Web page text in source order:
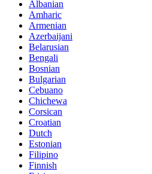
Albanian
Amharic
Armenian
Azerbaijani
Belarusian
Bengali
Bosnian
Bulgarian
Cebuano
Chichewa
Corsican
Croatian
Dutch
Estonian
Filipino
Finnish